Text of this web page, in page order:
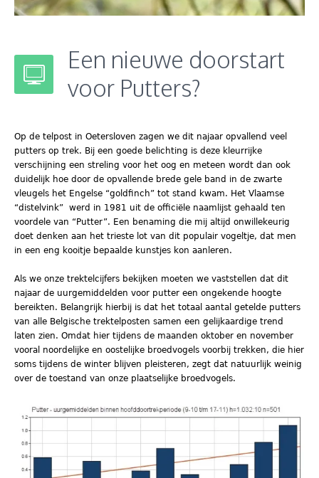
Een nieuwe doorstart
voor Putters?
Op de telpost in Oetersloven zagen we dit najaar opvallend veel
putters op trek. Bij een goede belichting is deze kleurrijke
verschijning een streling voor het oog en meteen wordt dan ook
duidelijk hoe door de opvallende brede gele band in de zwarte
vleugels het Engelse “goldfinch” tot stand kwam. Het Vlaamse
“distelvink” werd in 1981 uit de officiële naamlijst gehaald ten
voordele van “Putter”. Een benaming die mij altijd onwillekeurig
doet denken aan het trieste lot van dit populair vogeltje, dat men
in een eng kooitje bepaalde kunstjes kon aanleren.
Als we onze trektelcijfers bekijken moeten we vaststellen dat dit
najaar de uurgemiddelden voor putter een ongekende hoogte
bereikten. Belangrijk hierbij is dat het totaal aantal getelde putters
van alle Belgische trektelposten samen een gelijkaardige trend
laten zien. Omdat hier tijdens de maanden oktober en november
vooral noordelijke en oostelijke broedvogels voorbij trekken, die hier
soms tijdens de winter blijven pleisteren, zegt dat natuurlijk weinig
over de toestand van onze plaatselijke broedvogels.